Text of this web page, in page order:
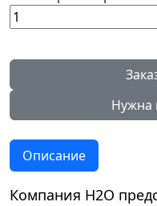
Нужна
Описание
Компания Н2О